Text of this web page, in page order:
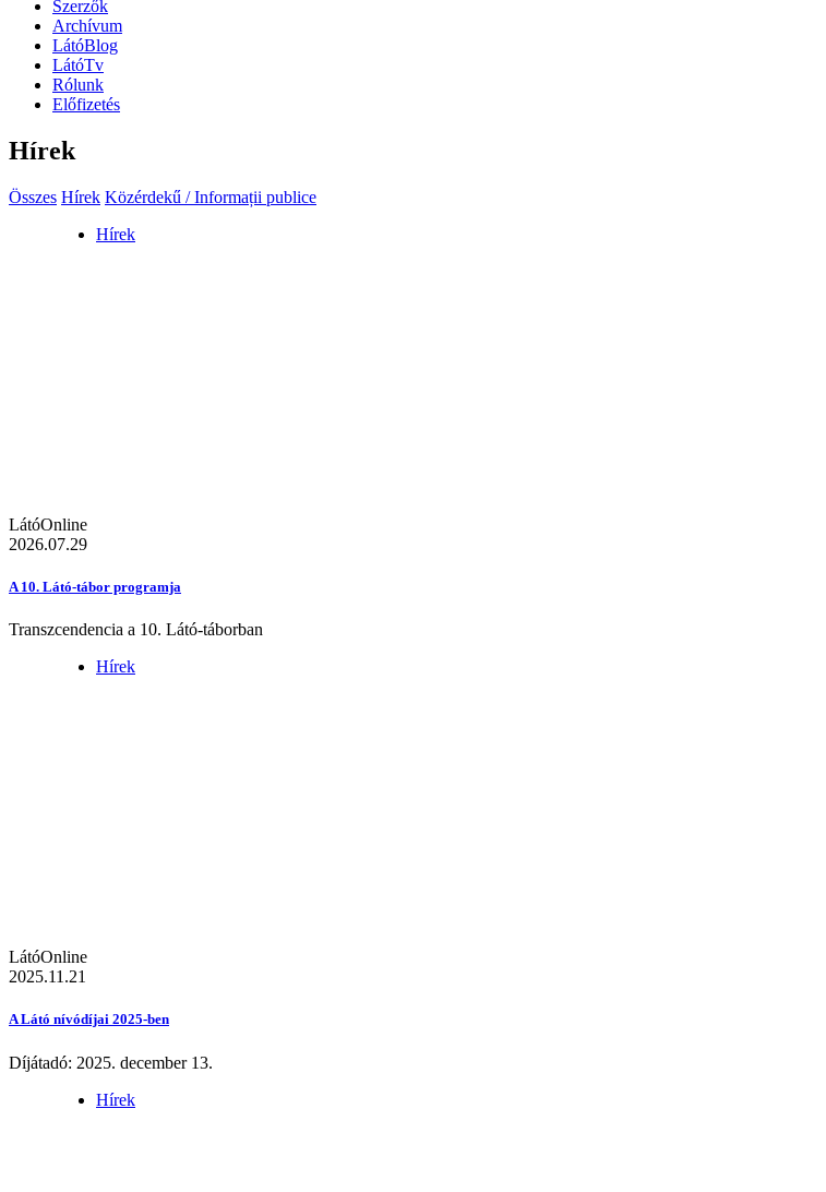
Szerzők
Archívum
LátóBlog
LátóTv
Rólunk
Előfizetés
Hírek
Összes Hírek Közérdekű / Informații publice
Hírek
LátóOnline
2026.07.29
A 10. Látó-tábor programja
Transzcendencia a 10. Látó-táborban
Hírek
LátóOnline
2025.11.21
A Látó nívódíjai 2025-ben
Díjátadó: 2025. december 13.
Hírek